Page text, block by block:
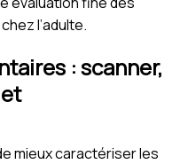
l’adulte.
: scanner,
mieux caractériser les